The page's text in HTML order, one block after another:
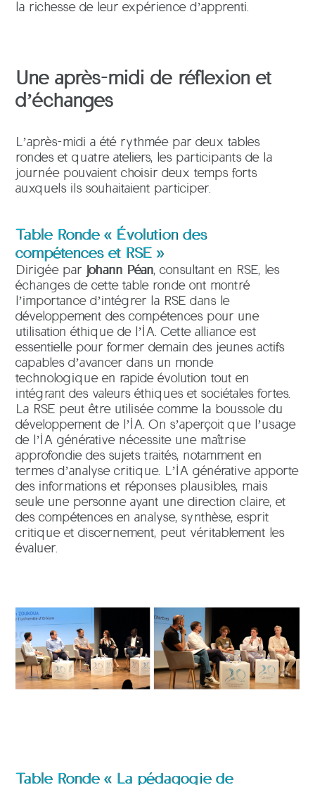
la richesse de leur expérience d’apprenti.
Une après-midi de réflexion et
d’échanges
L’après-midi a été rythmée par deux tables
rondes et quatre ateliers, les participants de la
journée pouvaient choisir deux temps forts
auxquels ils souhaitaient participer.
Table Ronde « Évolution des
compétences et RSE »
Dirigée par Johann Péan, consultant en RSE, les
échanges de cette table ronde ont montré
l’importance d’intégrer la RSE dans le
développement des compétences pour une
utilisation éthique de l’IA. Cette alliance est
essentielle pour former demain des jeunes actifs
capables d’avancer dans un monde
technologique en rapide évolution tout en
intégrant des valeurs éthiques et sociétales fortes.
La RSE peut être utilisée comme la boussole du
développement de l’IA. On s’aperçoit que l’usage
de l’IA générative nécessite une maîtrise
approfondie des sujets traités, notamment en
termes d’analyse critique. L’IA générative apporte
des informations et réponses plausibles, mais
seule une personne ayant une direction claire, et
des compétences en analyse, synthèse, esprit
critique et discernement, peut véritablement les
évaluer.
Table Ronde « La pédagogie de